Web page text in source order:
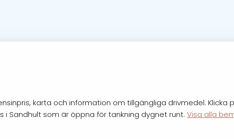
karta och information om tillgängliga drivmedel.
Sandhult som är öppna för tankning dygnet runt. Visa alla